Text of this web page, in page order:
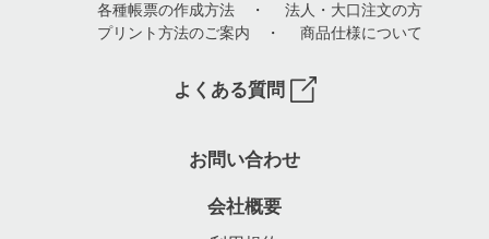
各種帳票の作成方法 ・ 法人・大口注文の方
プリント方法のご案内 ・ 商品仕様について
よくある質問
お問い合わせ
会社概要